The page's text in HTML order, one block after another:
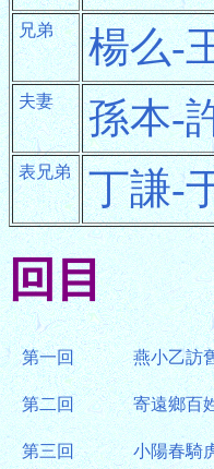
兄弟 楊么-
夫妻 孫本-
表兄弟 丁謙-
回目
第一回 燕小乙訪
第二回 寄遠鄉百
第三回 小陽春騎